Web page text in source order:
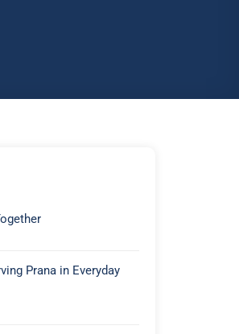
Prana in Everyday